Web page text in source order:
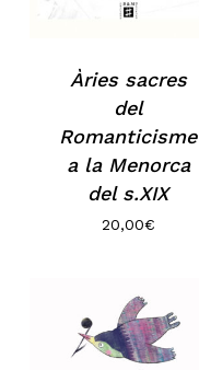
Àries sacres
del
Romanticisme
a la Menorca
del s.XIX
20,00€